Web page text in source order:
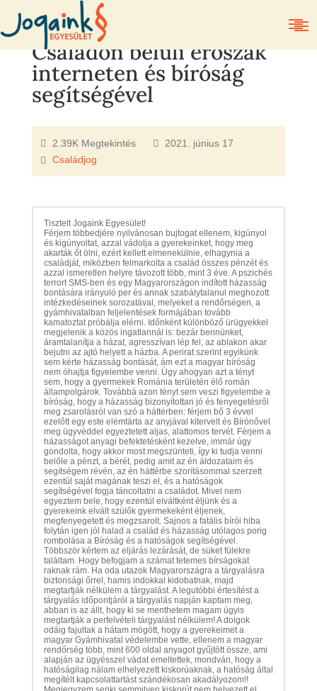
Családon belüli erőszak
interneten és bíróság
segítségével
2.39K Megtekintés
2021. június 17
Családjog
Tisztelt Jogaink Egyesület!
Férjem többedjére nyilvánosan bujtogat ellenem, kigúnyol
és kigúnyoltat, azzal vádolja a gyerekeinket, hogy meg
akarták őt ölni, ezért kellett elmenekülnie, elhagynia a
családját, miközben felmarkolta a család összes pénzét és
azzal ismeretlen helyre távozott több, mint 3 éve. A pszichés
terrort SMS-ben és egy Magyarországon indított házasság
bontására irányuló per és annak szabálytalanul meghozott
intézkedéseinek sorozatával, melyeket a rendőrségen, a
gyámhivatalban feljelentések formájában tovább
kamatoztat próbálja elérni. Időnként különböző ürügyekkel
megjelenik a közös ingatlannál is: bezár bennünket,
áramtalanítja a házat, agresszívan lép fel, az ablakon akar
bejutni az ajtó helyett a házba. A perirat szerint egyikünk
sem kérte házasság bontását, ám ezt a magyar bíróság
nem óhajtja figyelembe venni. Úgy ahogyan azt a tényt
sem, hogy a gyermekek Románia területén élő román
állampolgárok. Továbbá azon tényt sem veszi figyelembe a
bíróság, hogy a házasság bizonyítottan jó és fenyegetésről
meg zsarolásról van szó a háttérben: férjem bő 3 évvel
ezelőtt egy este elémtárta az anyjával kitervelt és Bírónővel
meg ügyvéddel egyeztetett aljas, alattomos tervét. Férjem a
házasságot anyagi befektetésként kezelve, immár úgy
gondolta, hogy akkor most megszünteti, így ki tudja venni
belőle a pénzt, a bérét, pedig amit az én áldozataim és
segítségem révén, az én háttérbe szorításommal szerzett
ezentúl saját magának teszi el, és a hatóságok
segítségével fogja táncoltatni a családot. Mivel nem
egyeztem bele, hogy ezentúl elváltként éljünk és a
gyerekeink elvált szülők gyermekeként éljenek,
megfenyegetett és megzsarolt. Sajnos a fatális bírói hiba
folytán igen jól halad a család és házasság utólagos porig
rombolása a Bíróság és a hatóságok segítségével.
Többször kértem az eljárás lezárását, de süket fülekre
találtam. Hogy befogjam a számat tetemes bírságokat
raknak rám. Ha oda utazok Magyarországra a tárgyalásra
biztonsági őrrel, hamis indokkal kidobatnak, majd
megtartják nélkülem a tárgyalást. A legutóbbi értesítést a
tárgyalás időpontjáról a tárgyalás napján kaptam meg,
abban is az állt, hogy ki se menthetem magam úgyis
megtartják a perfelvételi tárgyalást nélkülem! A dolgok
odáig fajultak a hátam mögött, hogy a gyerekeimet a
magyar Gyámhivatal védelembe vette, ellenem a magyar
rendőrség több, mint 600 oldal anyagot gyűjtött össze, ami
alapján az ügyésszel vádat emeltettek, mondván, hogy a
hatóságilag nálam elhelyezett kiskorúaknak, a hatóság által
megítélt kapcsolattartást szándékosan akadályozom!!